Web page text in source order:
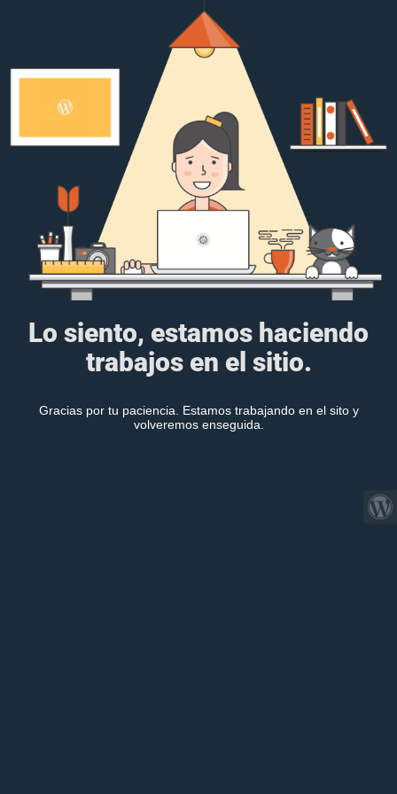
Lo siento, estamos haciendo
trabajos en el sitio.
Gracias por tu paciencia. Estamos trabajando en el sito y
volveremos enseguida.